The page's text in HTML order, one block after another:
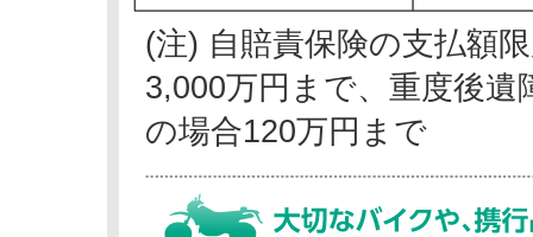
(注) 自賠責保険の支払額
3,000万円まで、重度後
の場合120万円まで